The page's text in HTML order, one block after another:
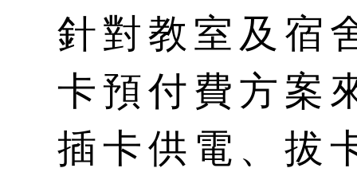
針對教室及宿
卡預付費方案
插卡供電、拔